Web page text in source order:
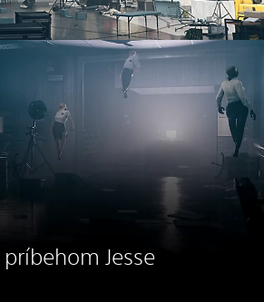
Jesse